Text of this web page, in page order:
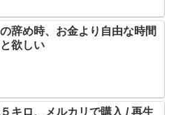
辞め時、お金より自由な時間
欲しい
キロ、メルカリで購入 / 再生